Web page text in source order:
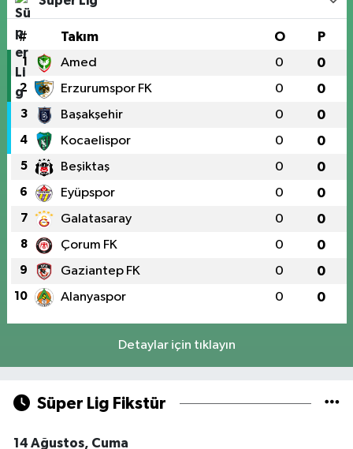
# Takım O P
1 Amed 0 0
2 Erzurumspor FK 0 0
3 Başakşehir 0 0
4 Kocaelispor 0 0
5 Beşiktaş 0 0
6 Eyüpspor 0 0
7 Galatasaray 0 0
8 Çorum FK 0 0
9 Gaziantep FK 0 0
10 Alanyaspor 0 0
Detaylar için tıklayın
Süper Lig Fikstür
14 Ağustos, Cuma